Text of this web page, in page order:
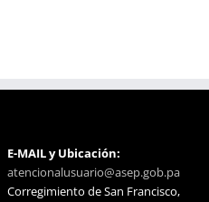
E-MAIL y Ubicación:
atencionalusuario@asep.gob.pa
Corregimiento de San Francisco,